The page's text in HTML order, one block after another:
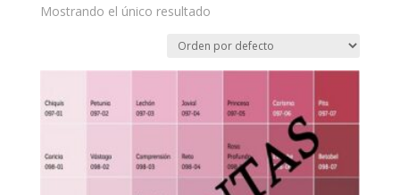
Mostrando el único resultado